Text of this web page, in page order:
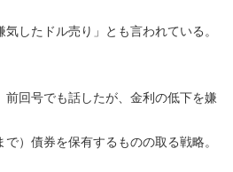
したドル売り」とも言われている。
回号でも話したが、金利の低下を嫌
）債券を保有するものの取る戦略。